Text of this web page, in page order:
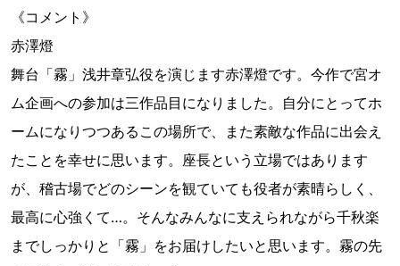
《コメント》
赤澤燈
舞台「霧」浅井章弘役を演じます赤澤燈です。今作で宮オ
ム企画への参加は三作品目になりました。自分にとってホ
ームになりつつあるこの場所で、また素敵な作品に出会え
たことを幸せに思います。座長という立場ではあります
が、稽古場でどのシーンを観ていても役者が素晴らしく、
最高に心強くて…。そんなみんなに支えられながら千秋楽
までしっかりと「霧」をお届けしたいと思います。霧の先